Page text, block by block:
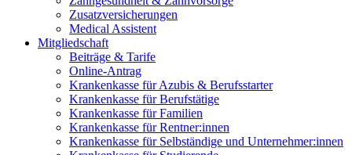
Zusatzversicherungen
Medical Assistent
Mitgliedschaft
Beiträge & Tarife
Online-Antrag
Krankenkasse für Azubis & Berufsstarter
Krankenkasse für Berufstätige
Krankenkasse für Familien
Krankenkasse für Rentner:innen
Krankenkasse für Selbständige und Unternehmer:innen